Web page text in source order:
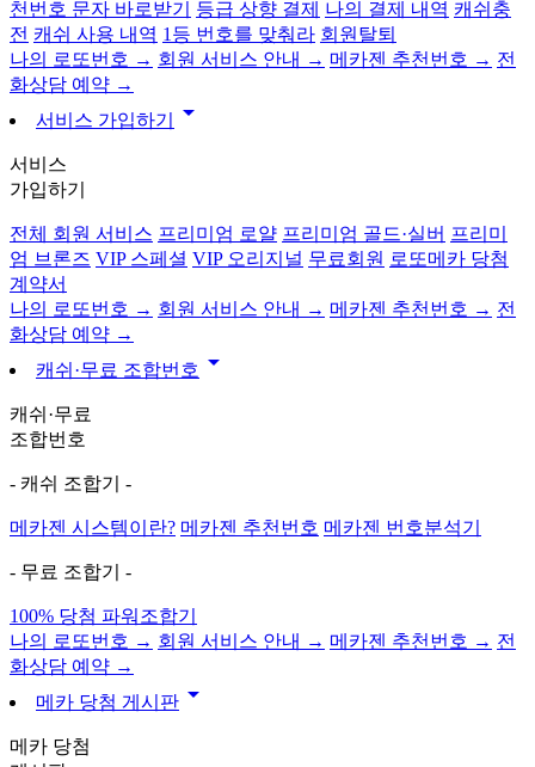
천번호 문자 바로받기
등급 상향 결제 나의 결제 내역 캐쉬충
전 캐쉬 사용 내역 1등 번호를 맞춰라 회원탈퇴
나의 로또번호 → 회원 서비스 안내 → 메카젠 추천번호 → 전
화상담 예약 →
서비스 가입하기
arrow_drop_down
서비스
가입하기
전체 회원 서비스 프리미엄 로얄 프리미엄 골드·실버 프리미
엄 브론즈 VIP 스페셜 VIP 오리지널 무료회원 로또메카 당첨
계약서
나의 로또번호 → 회원 서비스 안내 → 메카젠 추천번호 → 전
화상담 예약 →
캐쉬·무료 조합번호 arrow_drop_down
캐쉬·무료
조합번호
- 캐쉬 조합기 -
메카젠 시스템이란? 메카젠 추천번호 메카젠 번호분석기
- 무료 조합기 -
100% 당첨 파워조합기
나의 로또번호 → 회원 서비스 안내 → 메카젠 추천번호 → 전
화상담 예약 →
메카 당첨 게시판 arrow_drop_down
메카 당첨